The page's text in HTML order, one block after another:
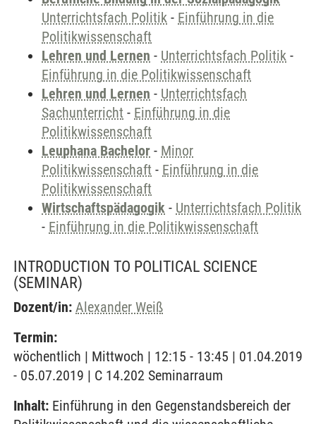
Unterrichtsfach Politik - Einführung in die
Politikwissenschaft
Lehren und Lernen - Unterrichtsfach Politik -
Einführung in die Politikwissenschaft
Lehren und Lernen - Unterrichtsfach
Sachunterricht - Einführung in die
Politikwissenschaft
Leuphana Bachelor - Minor
Politikwissenschaft - Einführung in die
Politikwissenschaft
Wirtschaftspädagogik - Unterrichtsfach Politik
- Einführung in die Politikwissenschaft
INTRODUCTION TO POLITICAL SCIENCE
(SEMINAR)
Dozent/in: Alexander Weiß
Termin:
wöchentlich | Mittwoch | 12:15 - 13:45 | 01.04.2019
- 05.07.2019 | C 14.202 Seminarraum
Inhalt: Einführung in den Gegenstandsbereich der